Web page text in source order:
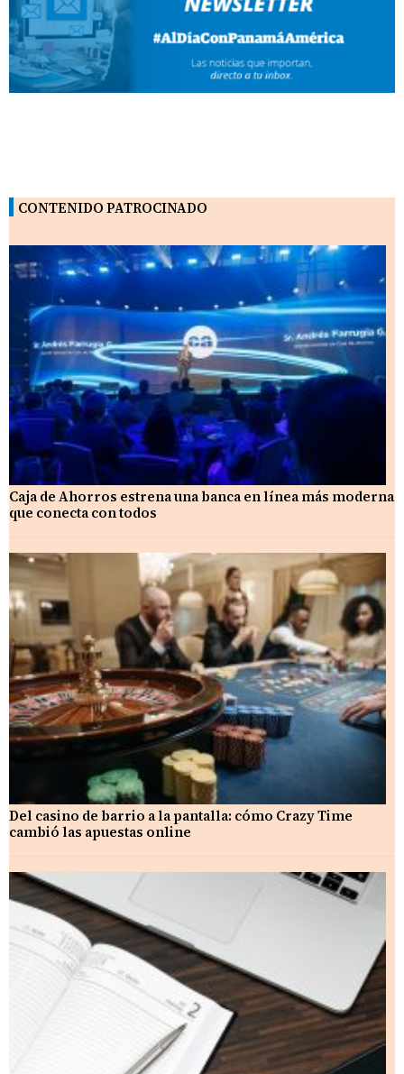
CONTENIDO PATROCINADO
Caja de Ahorros estrena una banca en línea más moderna
que conecta con todos
Del casino de barrio a la pantalla: cómo Crazy Time
cambió las apuestas online